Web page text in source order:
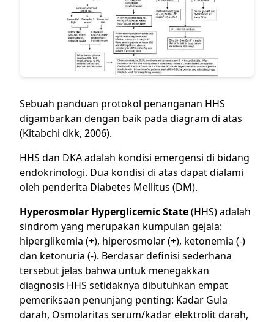
Sebuah panduan protokol penanganan HHS
digambarkan dengan baik pada diagram di atas
(Kitabchi dkk, 2006).
HHS dan DKAadalah kondisi emergensi di bidang
endokrinologi. Dua kondisi di atas dapat dialami
oleh penderita Diabetes Mellitus (DM).
Hyperosmolar Hyperglicemic State(HHS) adalah
sindrom yang merupakan kumpulan gejala:
hiperglikemia (+), hiperosmolar (+), ketonemia (-)
dan ketonuria (-). Berdasar definisi sederhana
tersebut jelas bahwa untuk menegakkan
diagnosis HHS setidaknya dibutuhkan empat
pemeriksaan penunjang penting: Kadar Gula
darah, Osmolaritas serum/kadar elektrolit darah,